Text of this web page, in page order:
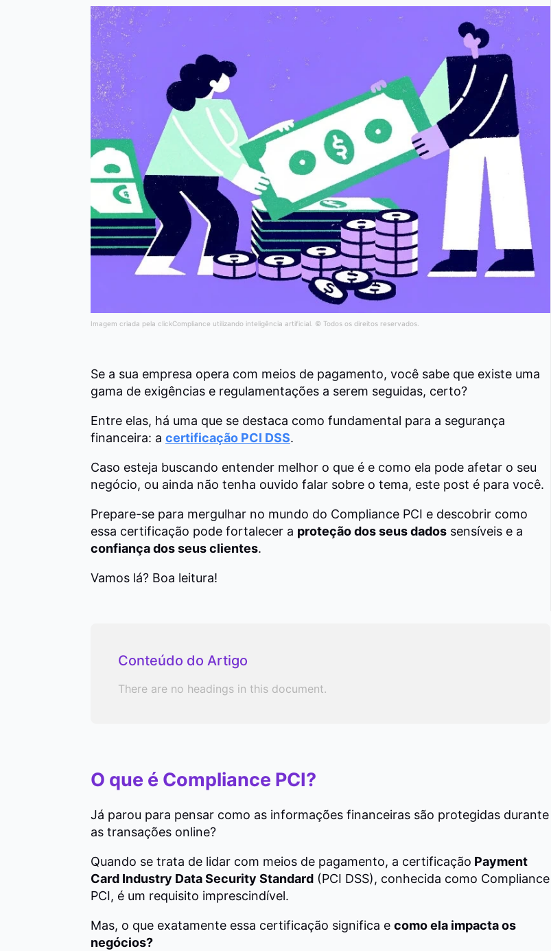
Imagem criada pela clickCompliance utilizando inteligência artificial. © Todos os direitos reservados.
Se a sua empresa opera com meios de pagamento, você sabe que existe uma
gama de exigências e regulamentações a serem seguidas, certo?
Entre elas, há uma que se destaca como fundamental para a segurança
financeira: a certificação PCI DSS.
Caso esteja buscando entender melhor o que é e como ela pode afetar o seu
negócio, ou ainda não tenha ouvido falar sobre o tema, este post é para você.
Prepare-se para mergulhar no mundo do Compliance PCI e descobrir como
essa certificação pode fortalecer a proteção dos seus dados sensíveis e a
confiança dos seus clientes.
Vamos lá? Boa leitura!
Conteúdo do Artigo
There are no headings in this document.
O que é Compliance PCI?
Já parou para pensar como as informações financeiras são protegidas durante
as transações online?
Quando se trata de lidar com meios de pagamento, a certificação Payment
Card Industry Data Security Standard (PCI DSS), conhecida como Compliance
PCI, é um requisito imprescindível.
Mas, o que exatamente essa certificação significa e como ela impacta os
negócios?